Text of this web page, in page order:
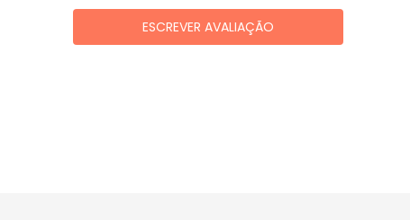
ESCREVER AVALIAÇÃO